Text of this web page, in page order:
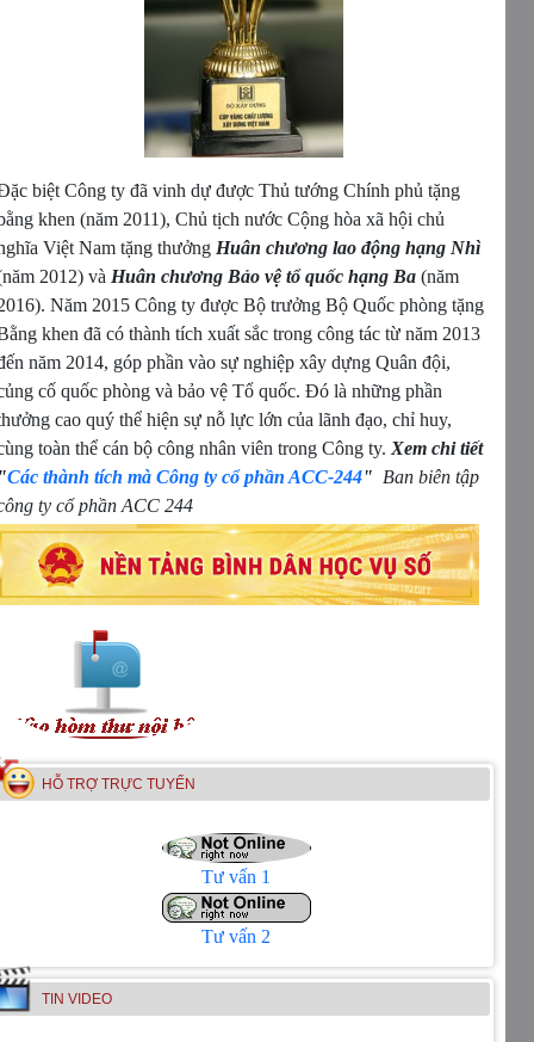
biệt Công ty đã vinh dự được Thủ tướng Chính phủ tặng
khen (năm 2011), Chủ tịch nước Cộng hòa xã hội chủ
Việt Nam tặng thưởng Huân chương lao động hạng Nhì
2012) và Huân chương Bảo vệ tổ quốc hạng Ba (năm
Năm 2015 Công ty được Bộ trưởng Bộ Quốc phòng tặng
khen đã có thành tích xuất sắc trong công tác từ năm 2013
năm 2014, góp phần vào sự nghiệp xây dựng Quân đội,
cố quốc phòng và bảo vệ Tổ quốc. Đó là những phần
cao quý thể hiện sự nỗ lực lớn của lãnh đạo, chỉ huy,
toàn thể cán bộ công nhân viên trong Công ty. Xem chi tiết
Các thành tích mà Công ty cổ phần ACC-244" Ban biên tập
ty cổ phần ACC 244
HỖ TRỢ TRỰC TUYẾN
Tư vấn 1
Tư vấn 2
TIN VIDEO